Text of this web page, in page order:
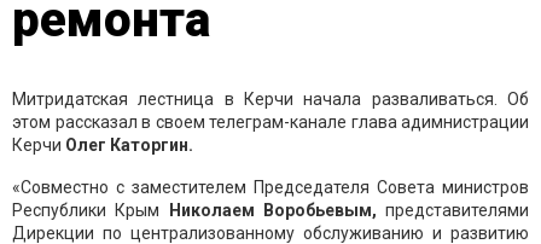
ремонта
Митридатская лестница в Керчи начала разваливаться. Об
этом рассказал в своем телеграм-канале глава адимнистрации
Керчи Олег Каторгин.
«Совместно с заместителем Председателя Совета министров
Республики Крым
Николаем Воробьевым, представителями
Дирекции по централизованному обслуживанию и развитию